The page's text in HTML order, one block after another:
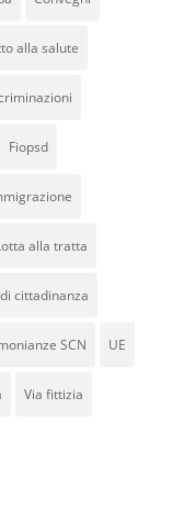
alla salute
Fiopsd
alla tratta
cittadinanza
SCN UE
Via fittizia